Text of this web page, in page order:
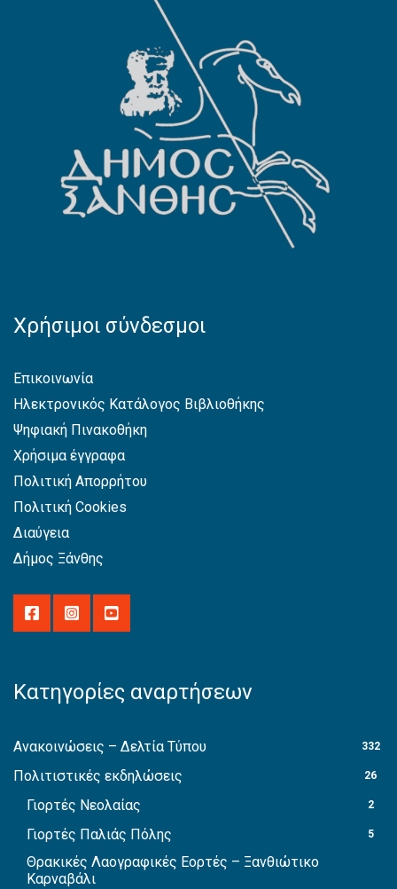
Χρήσιμοι σύνδεσμοι
Επικοινωνία
Ηλεκτρονικός Κατάλογος Βιβλιοθήκης
Ψηφιακή Πινακοθήκη
Χρήσιμα έγγραφα
Πολιτική Απορρήτου
Πολιτική Cookies
Διαύγεια
Δήμος Ξάνθης
Κατηγορίες αναρτήσεων
Ανακοινώσεις – Δελτία Τύπου 332
Πολιτιστικές εκδηλώσεις 26
Γιορτές Νεολαίας 2
Γιορτές Παλιάς Πόλης 5
Θρακικές Λαογραφικές Εορτές – Ξανθιώτικο
Καρναβάλι